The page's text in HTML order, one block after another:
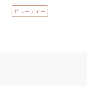
ビューティー